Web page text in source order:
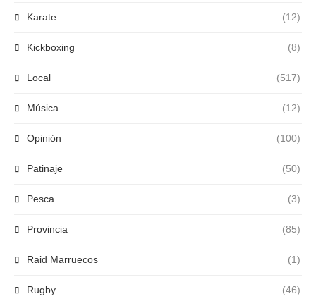
Karate (12)
Kickboxing (8)
Local (517)
Música (12)
Opinión (100)
Patinaje (50)
Pesca (3)
Provincia (85)
Raid Marruecos (1)
Rugby (46)